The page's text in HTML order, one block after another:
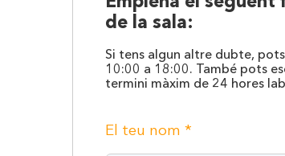
de la sala:
Si tens algun altre dubte,
10:00 a 18:00. També pots
termini màxim de 24 hores
El teu nom *